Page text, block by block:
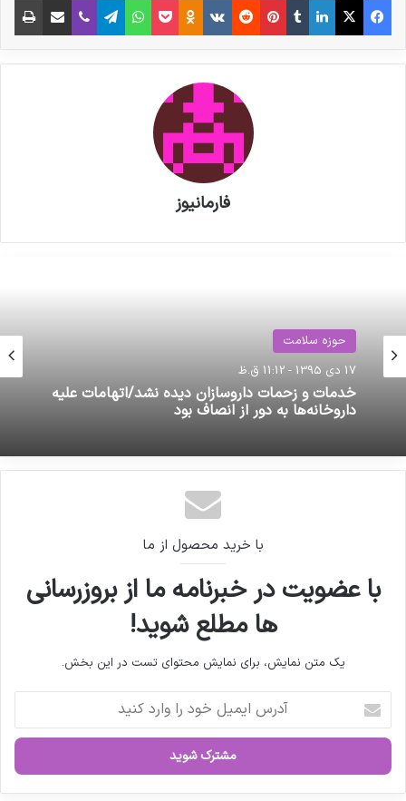
فارمانیوز
حوزه سلامت
17 دی 1395 - 11:12 ق.ظ
خدمات و زحمات داروسازان ديده نشد/اتهامات علیه
داروخانه‌ها به دور از انصاف بود
با خرید محصول از ما
با عضویت در خبرنامه ما از بروزرسانی
ها مطلع شوید!
یک متن نمایش، برای نمایش محتوای تست در این بخش.
ر
ا
ی